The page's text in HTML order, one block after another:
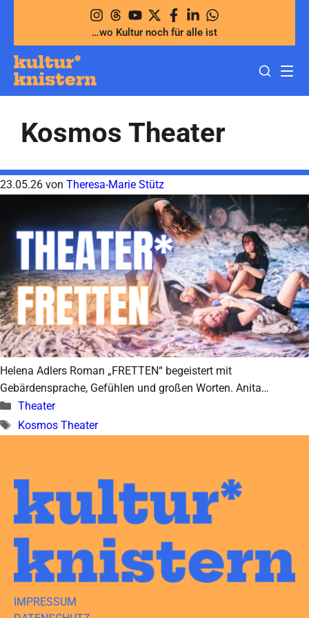
springen
…wo Kultur noch für alle ist
Kosmos Theater
23.05.26 von Theresa-Marie Stütz
Helena Adlers Roman „FRETTEN“ begeistert mit
Gebärdensprache, Gefühlen und großen Worten. Anita…
Kategorien
Theater
Schlagwörter
Kosmos Theater
IMPRESSUM